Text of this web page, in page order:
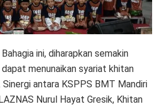
ini, diharapkan semakin
menunaikan syariat khitan
antara KSPPS BMT Mandiri
Nurul Hayat Gresik, Khitan